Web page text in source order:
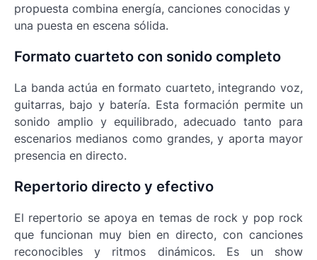
propuesta combina energía, canciones conocidas y
una puesta en escena sólida.
Formato cuarteto con sonido completo
La banda actúa en formato cuarteto, integrando voz,
guitarras, bajo y batería. Esta formación permite un
sonido amplio y equilibrado, adecuado tanto para
escenarios medianos como grandes, y aporta mayor
presencia en directo.
Repertorio directo y efectivo
El repertorio se apoya en temas de rock y pop rock
que funcionan muy bien en directo, con canciones
reconocibles y ritmos dinámicos. Es un show